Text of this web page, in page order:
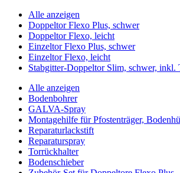
Alle anzeigen
Doppeltor Flexo Plus, schwer
Doppeltor Flexo, leicht
Einzeltor Flexo Plus, schwer
Einzeltor Flexo, leicht
Stabgitter-Doppeltor Slim, schwer, inkl.
Alle anzeigen
Bodenbohrer
GALVA-Spray
Montagehilfe für Pfostenträger,
Reparaturlackstift
Reparaturspray
Torrückhalter
Bodenschieber